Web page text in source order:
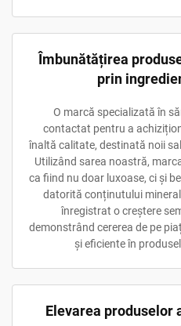
Îmbunătățirea
prin
O marcă specializată în
contactat pentru a
înaltă calitate, destinată noii
Utilizând sarea noastră,
ca fiind nu doar luxoase, ci și
datorită conținutului
înregistrat o creștere
demonstrând cererea de pe
și eficiente în
Elevarea produselor